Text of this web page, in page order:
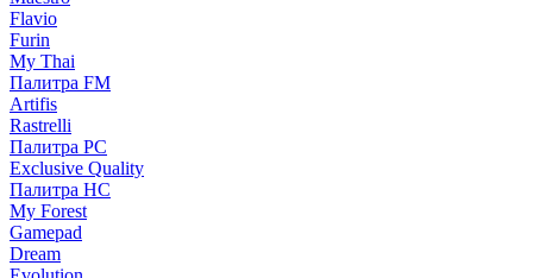
Flavio
Furin
My Thai
Палитра FM
Artifis
Rastrelli
Палитра PC
Exclusive Quality
Палитра HС
My Forest
Gamepad
Dream